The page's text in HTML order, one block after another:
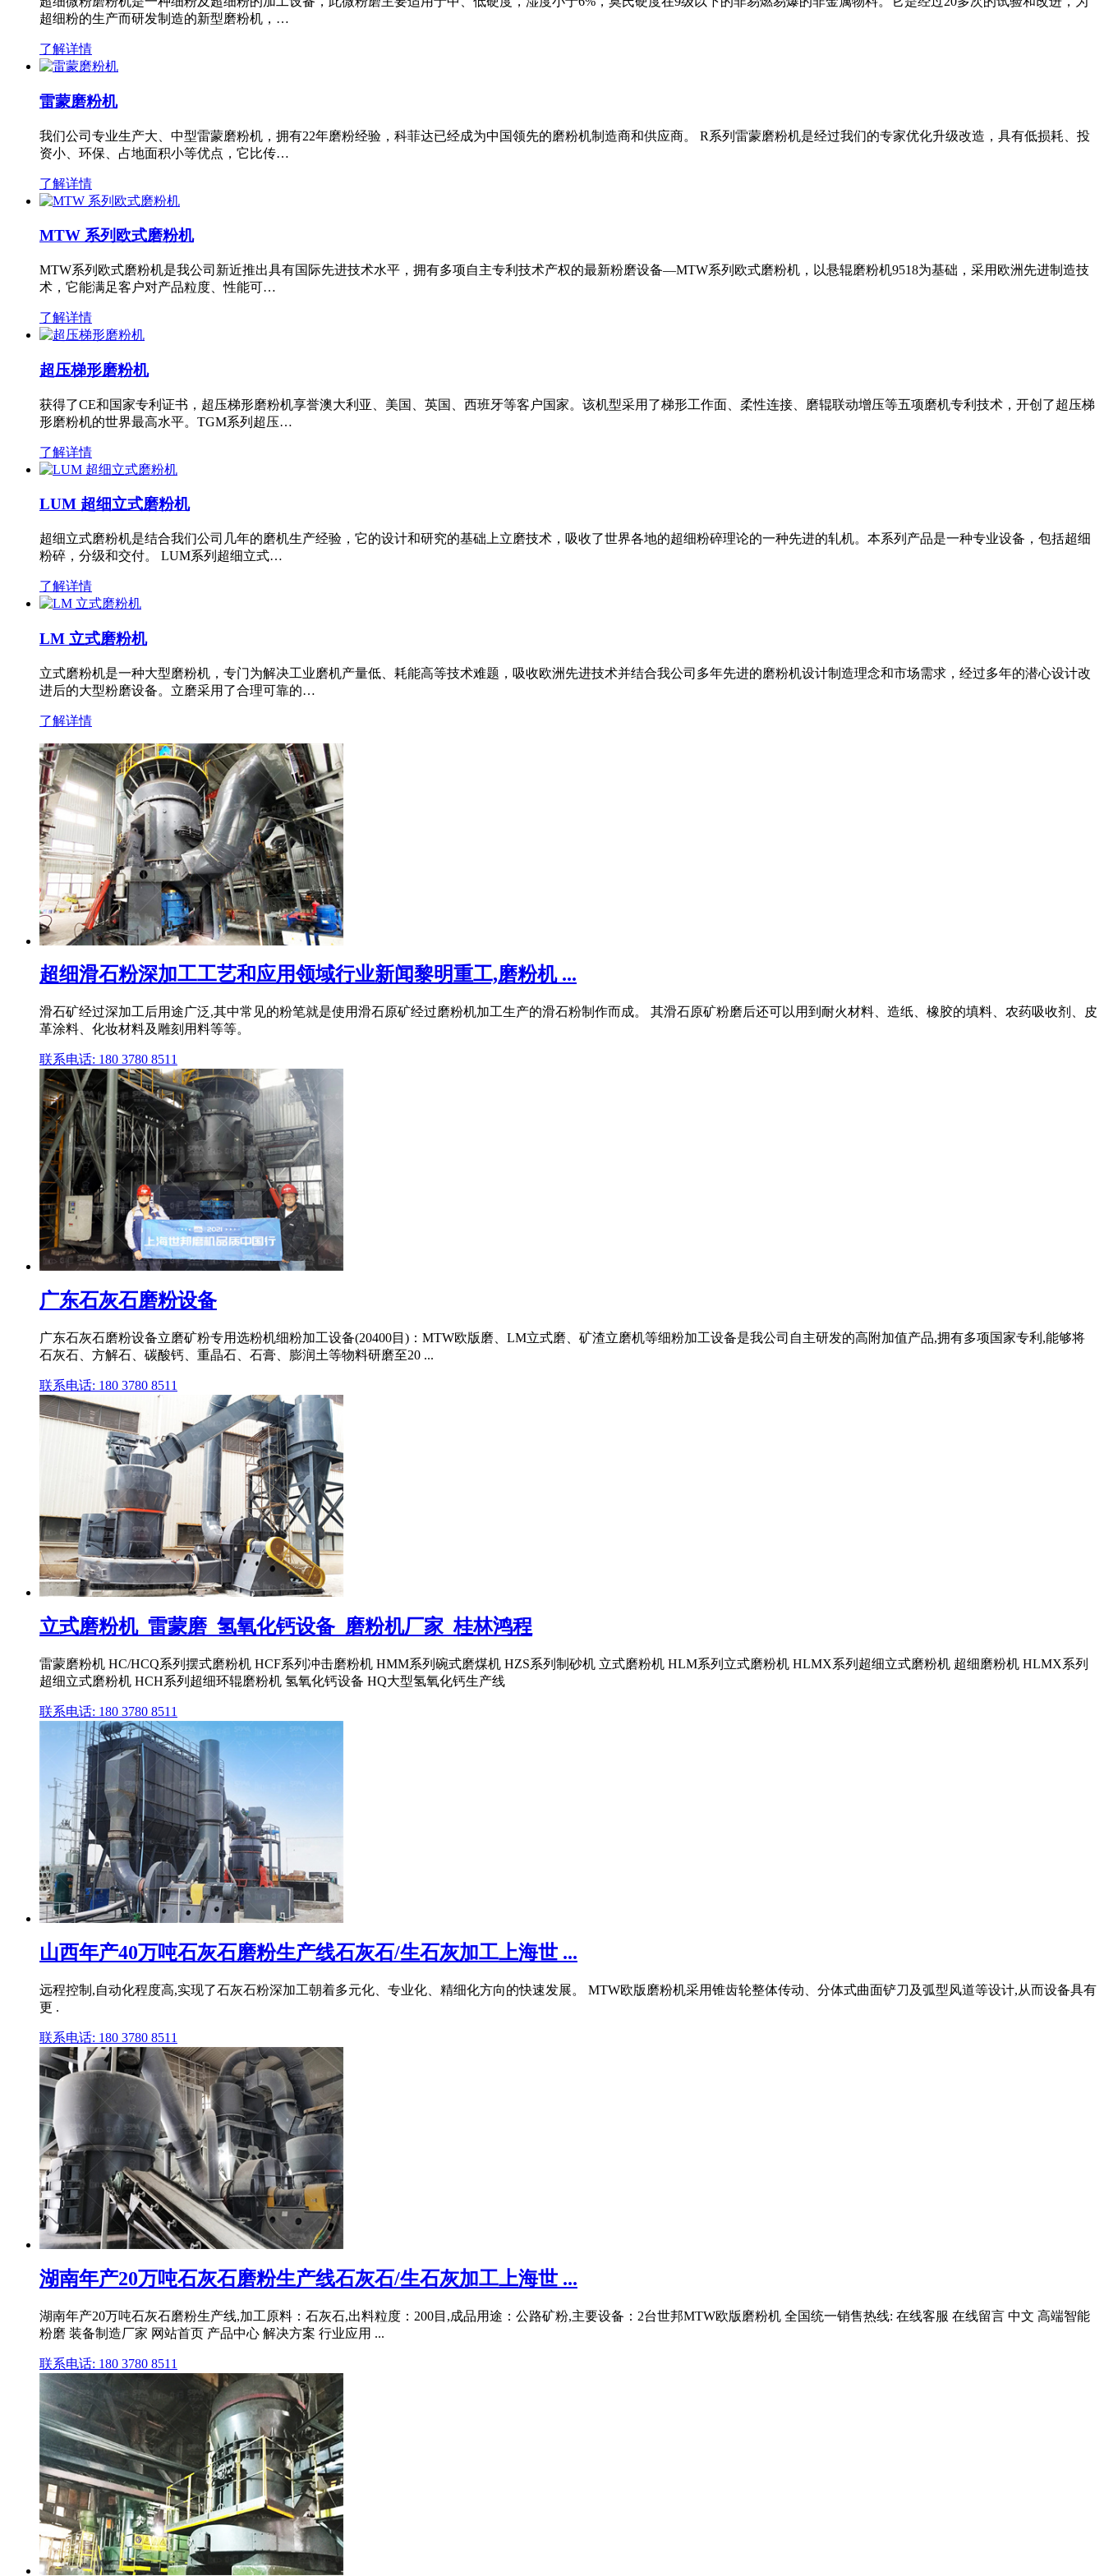
超细粉的生产而研发制造的新型磨粉机，…
了解详情
雷蒙磨粉机
我们公司专业生产大、中型雷蒙磨粉机，拥有22年磨粉经验，科菲达已经成为中国领先的磨粉机制造商和供应商。 R系列雷蒙磨粉机是经过我们的专家优化升级改造，具有低损耗、投
资小、环保、占地面积小等优点，它比传…
了解详情
MTW 系列欧式磨粉机
MTW系列欧式磨粉机是我公司新近推出具有国际先进技术水平，拥有多项自主专利技术产权的最新粉磨设备—MTW系列欧式磨粉机，以悬辊磨粉机9518为基础，采用欧洲先进制造技
术，它能满足客户对产品粒度、性能可…
了解详情
超压梯形磨粉机
获得了CE和国家专利证书，超压梯形磨粉机享誉澳大利亚、美国、英国、西班牙等客户国家。该机型采用了梯形工作面、柔性连接、磨辊联动增压等五项磨机专利技术，开创了超压梯
形磨粉机的世界最高水平。TGM系列超压…
了解详情
LUM 超细立式磨粉机
超细立式磨粉机是结合我们公司几年的磨机生产经验，它的设计和研究的基础上立磨技术，吸收了世界各地的超细粉碎理论的一种先进的轧机。本系列产品是一种专业设备，包括超细
粉碎，分级和交付。 LUM系列超细立式…
了解详情
LM 立式磨粉机
立式磨粉机是一种大型磨粉机，专门为解决工业磨机产量低、耗能高等技术难题，吸收欧洲先进技术并结合我公司多年先进的磨粉机设计制造理念和市场需求，经过多年的潜心设计改
进后的大型粉磨设备。立磨采用了合理可靠的…
了解详情
超细滑石粉深加工工艺和应用领域行业新闻黎明重工,磨粉机 ...
滑石矿经过深加工后用途广泛,其中常见的粉笔就是使用滑石原矿经过磨粉机加工生产的滑石粉制作而成。 其滑石原矿粉磨后还可以用到耐火材料、造纸、橡胶的填料、农药吸收剂、皮
革涂料、化妆材料及雕刻用料等等。
联系电话: 180 3780 8511
广东石灰石磨粉设备
广东石灰石磨粉设备立磨矿粉专用选粉机细粉加工设备(20400目)：MTW欧版磨、LM立式磨、矿渣立磨机等细粉加工设备是我公司自主研发的高附加值产品,拥有多项国家专利,能够将
石灰石、方解石、碳酸钙、重晶石、石膏、膨润土等物料研磨至20 ...
联系电话: 180 3780 8511
立式磨粉机_雷蒙磨_氢氧化钙设备_磨粉机厂家_桂林鸿程
雷蒙磨粉机 HC/HCQ系列摆式磨粉机 HCF系列冲击磨粉机 HMM系列碗式磨煤机 HZS系列制砂机 立式磨粉机 HLM系列立式磨粉机 HLMX系列超细立式磨粉机 超细磨粉机 HLMX系列
超细立式磨粉机 HCH系列超细环辊磨粉机 氢氧化钙设备 HQ大型氢氧化钙生产线
联系电话: 180 3780 8511
山西年产40万吨石灰石磨粉生产线石灰石/生石灰加工上海世 ...
远程控制,自动化程度高,实现了石灰石粉深加工朝着多元化、专业化、精细化方向的快速发展。 MTW欧版磨粉机采用锥齿轮整体传动、分体式曲面铲刀及弧型风道等设计,从而设备具有
更 .
联系电话: 180 3780 8511
湖南年产20万吨石灰石磨粉生产线石灰石/生石灰加工上海世 ...
湖南年产20万吨石灰石磨粉生产线,加工原料：石灰石,出料粒度：200目,成品用途：公路矿粉,主要设备：2台世邦MTW欧版磨粉机 全国统一销售热线: 在线客服 在线留言 中文 高端智能
粉磨 装备制造厂家 网站首页 产品中心 解决方案 行业应用 ...
联系电话: 180 3780 8511